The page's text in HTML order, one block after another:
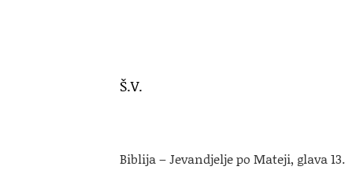
Š.V.
Biblija – Jevandjelje po Mateji, glava 13.